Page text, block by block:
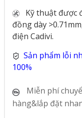
Kỹ thuật được
đồng dày
điện Cadivi.
Sản phẩm lỗi
100%
Miễn phí
hàng&lắp đặt